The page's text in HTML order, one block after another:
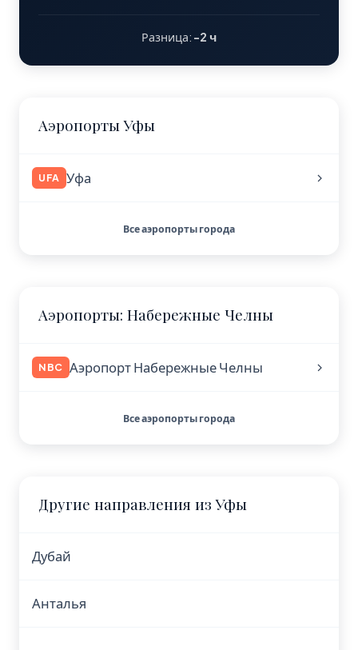
Разница: -2 ч
Аэропорты Уфы
UFA Уфа
Все аэропорты города
Аэропорты: Набережные Челны
NBC Аэропорт Набережные Челны
Все аэропорты города
Другие направления из Уфы
Дубай
Анталья